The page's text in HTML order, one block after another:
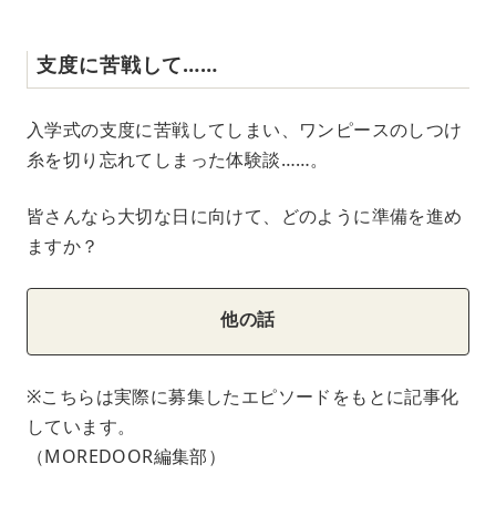
支度に苦戦して……
入学式の支度に苦戦してしまい、ワンピースのしつけ
糸を切り忘れてしまった体験談……。
皆さんなら大切な日に向けて、どのように準備を進め
ますか？
他の話
※こちらは実際に募集したエピソードをもとに記事化
しています。
（MOREDOOR編集部）